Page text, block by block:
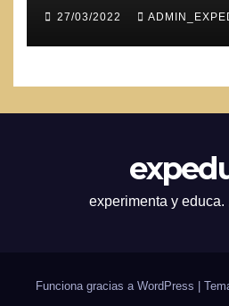
27/03/2022
experimenta y educa.
Funciona gracias a WordPress